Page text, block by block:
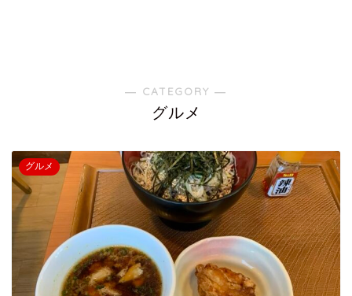
― CATEGORY ―
グルメ
グルメ